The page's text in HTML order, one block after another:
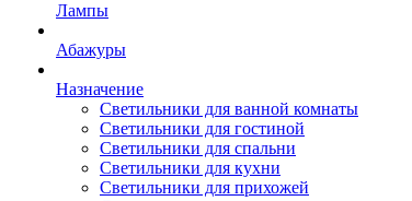
Лампы
Абажуры
Назначение
Светильники для ванной комнаты
Светильники для гостиной
Светильники для спальни
Светильники для кухни
Светильники для прихожей